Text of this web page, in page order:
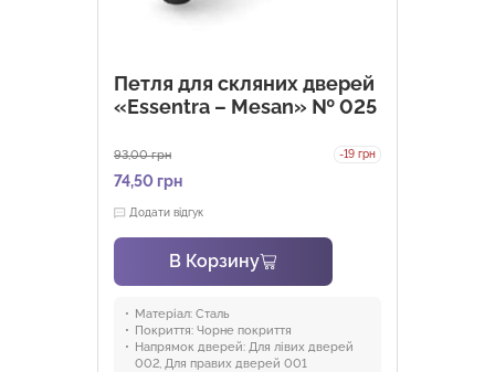
Петля для скляних дверей
«Essentra – Mesan» № 025
93,00грн
74,50 грн
-19 грн
Додати відгук
В Корзину
Матеріал: Сталь
Покриття: Чорне покриття
Напрямок дверей: Для лівих дверей
002, Для правих дверей 001